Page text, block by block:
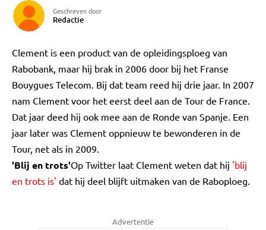
Geschreven door
Redactie
Clement is een product van de opleidingsploeg van
Rabobank, maar hij brak in 2006 door bij het Franse
Bouygues Telecom. Bij dat team reed hij drie jaar. In 2007
nam Clement voor het eerst deel aan de Tour de France.
Dat jaar deed hij ook mee aan de Ronde van Spanje. Een
jaar later was Clement oppnieuw te bewonderen in de
Tour, net als in 2009.
'Blij en trots'Op Twitter laat Clement weten dat hij 'blij
en trots is' dat hij deel blijft uitmaken van de Raboploeg.
Advertentie